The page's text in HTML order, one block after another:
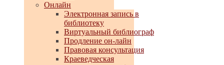
Онлайн
Электронная запись в
библиотеку
Виртуальный библиограф
Продление он-лайн
Правовая консультация
Краеведческая